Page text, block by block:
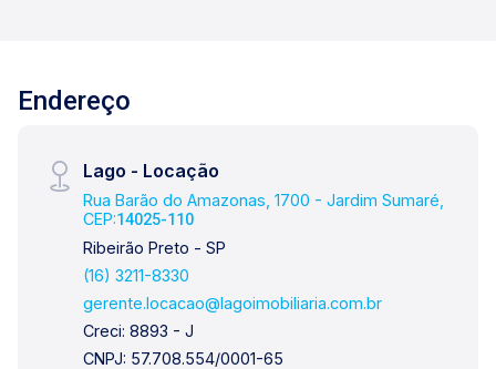
Endereço
Lago - Locação
Rua Barão do Amazonas, 1700 - Jardim Sumaré,
CEP:14025-110
Ribeirão Preto - SP
(16) 3211-8330
gerente.locacao@lagoimobiliaria.com.br
Creci: 8893 - J
CNPJ: 57.708.554/0001-65